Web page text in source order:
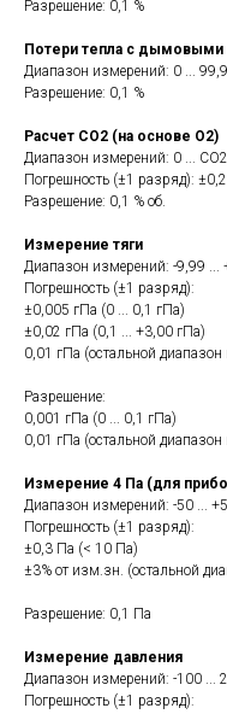
Разрешение: 0,1 %
Потери тепла с дымовыми
Диапазон измерений: 0 ...
Разрешение: 0,1 %
Расчет CO2 (на основе O2)
Диапазон измерений: 0 ...
Погрешность (±1 разряд): ±0,2
Разрешение: 0,1 % об.
Измерение тяги
Диапазон измерений: -9,99 ...
Погрешность (±1 разряд):
±0,005 гПа (0 ... 0,1 гПа)
±0,02 гПа (0,1 ... +3,00 гПа)
0,01 гПа (остальной
Разрешение:
0,001 гПа (0 ... 0,1 гПа)
0,01 гПа (остальной
Измерение 4 Па (для
Диапазон измерений: -50 ...
Погрешность (±1 разряд):
±0,3 Па (< 10 Па)
±3% от изм.зн. (остальной
Разрешение: 0,1 Па
Измерение давления
Диапазон измерений: -100 ...
Погрешность (±1 разряд):